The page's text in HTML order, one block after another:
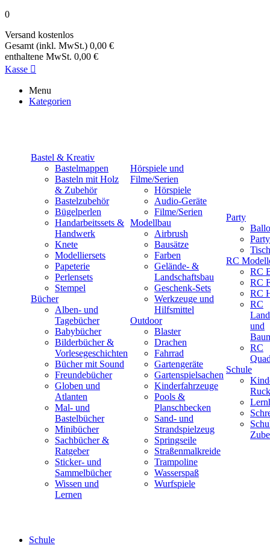
0
Versand kostenlos
Gesamt (inkl. MwSt.) 0,00 €
enthaltene MwSt. 0,00 €
Kasse 
Menu
Kategorien
Bastel & Kreativ
Bastelmappen
Basteln mit Holz
& Zubehör
Bastelzubehör
Bügelperlen
Handarbeitssets &
Handwerk
Knete
Modelliersets
Papeterie
Perlensets
Stempel
Bücher
Alben- und
Tagebücher
Babybücher
Bilderbücher &
Vorlesegeschichten
Bücher mit Sound
Freundebücher
Globen und
Atlanten
Mal- und
Bastelbücher
Minibücher
Sachbücher &
Ratgeber
Sticker- und
Sammelbücher
Wissen und
Lernen
Hörspiele und
Filme/Serien
Hörspiele
Audio-Geräte
Filme/Serien
Modellbau
Airbrush
Bausätze
Farben
Gelände- &
Landschaftsbau
Geschenk-Sets
Werkzeuge und
Hilfsmittel
Outdoor
Blaster
Drachen
Fahrrad
Gartengeräte
Gartenspielsachen
Kinderfahrzeuge
Pools &
Planschbecken
Sand- und
Strandspielzeug
Springseile
Straßenmalkreide
Trampoline
Wasserspaß
Wurfspiele
Party
RC
RC
RC
RC
RC
und
RC
Schule
Schule